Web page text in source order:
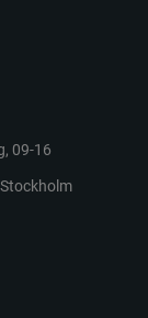
09-16